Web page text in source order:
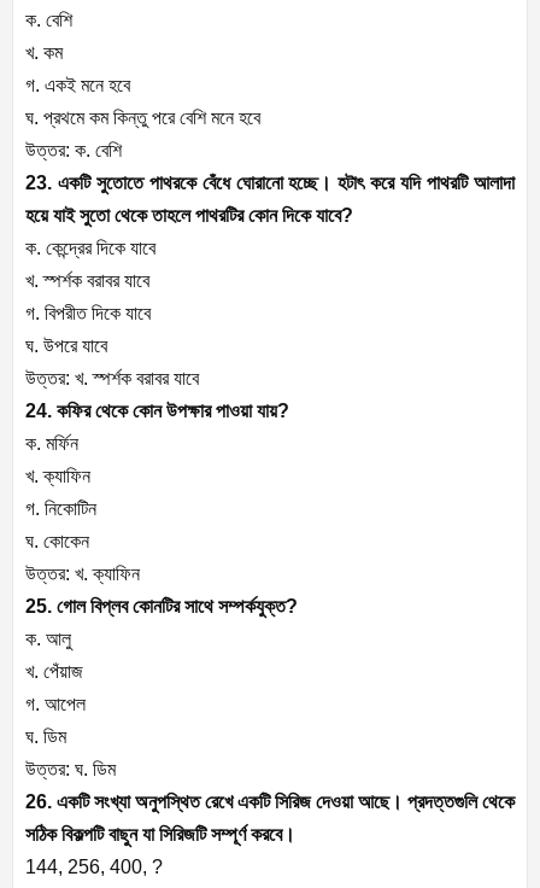
ক. বেশি
খ. কম
গ. একই মনে হবে
ঘ. প্রথমে কম কিন্তু পরে বেশি মনে হবে
উত্তর: ক. বেশি
23. একটি সুতোতে পাথরকে বেঁধে ঘোরানো হচ্ছে। হটাৎ করে যদি পাথরটি আলাদা
হয়ে যাই সুতো থেকে তাহলে পাথরটির কোন দিকে যাবে?
ক. কেন্দ্রের দিকে যাবে
খ. স্পর্শক বরাবর যাবে
গ. বিপরীত দিকে যাবে
ঘ. উপরে যাবে
উত্তর: খ. স্পর্শক বরাবর যাবে
24. কফির থেকে কোন উপক্ষার পাওয়া যায়?
ক. মর্ফিন
খ. ক্যাফিন
গ. নিকোটিন
ঘ. কোকেন
উত্তর: খ. ক্যাফিন
25. গোল বিপ্লব কোনটির সাথে সম্পর্কযুক্ত?
ক. আলু
খ. পেঁয়াজ
গ. আপেল
ঘ. ডিম
উত্তর: ঘ. ডিম
26. একটি সংখ্যা অনুপস্থিত রেখে একটি সিরিজ দেওয়া আছে। প্রদত্তগুলি থেকে
সঠিক বিকল্পটি বাছুন যা সিরিজটি সম্পূর্ণ করবে।
144, 256, 400, ?